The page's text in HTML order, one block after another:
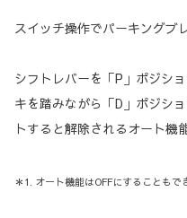
スイッチ操作でパーキングブ
シフトレバーを「P」ポジシ
キを踏みながら「D」ポジシ
トすると解除されるオート機
＊1. オート機能はOFFにすることもで